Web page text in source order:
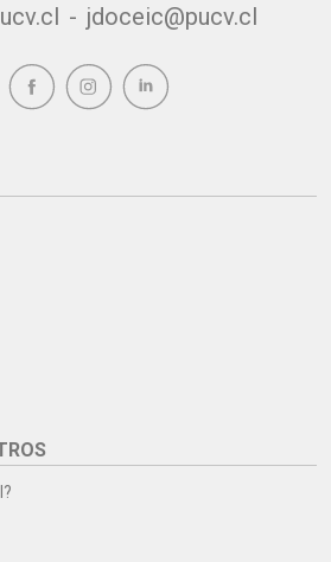
- jdoceic@pucv.cl